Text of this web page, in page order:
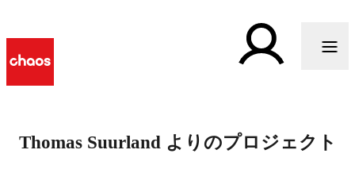
Thomas Suurland よりのプロジェクト